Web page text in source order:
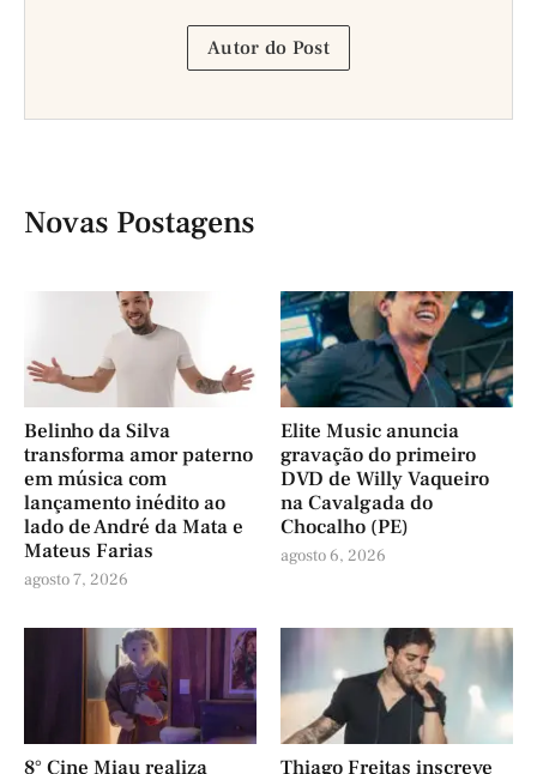
Autor do Post
Novas Postagens
Belinho da Silva
transforma amor paterno
em música com
lançamento inédito ao
lado de André da Mata e
Mateus Farias
agosto 7, 2026
Elite Music anuncia
gravação do primeiro
DVD de Willy Vaqueiro
na Cavalgada do
Chocalho (PE)
agosto 6, 2026
8° Cine Miau realiza Thiago Freitas inscreve